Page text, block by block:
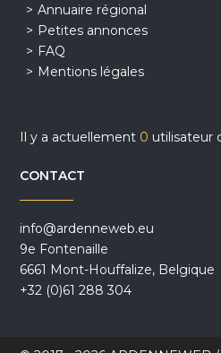
Annuaire régional
Petites annonces
FAQ
Mentions légales
Il y a actuellement 0 utilisateur
CONTACT
info@ardenneweb.eu
9e Fontenaille
6661 Mont-Houffalize, Belgique
+32 (0)61 288 304